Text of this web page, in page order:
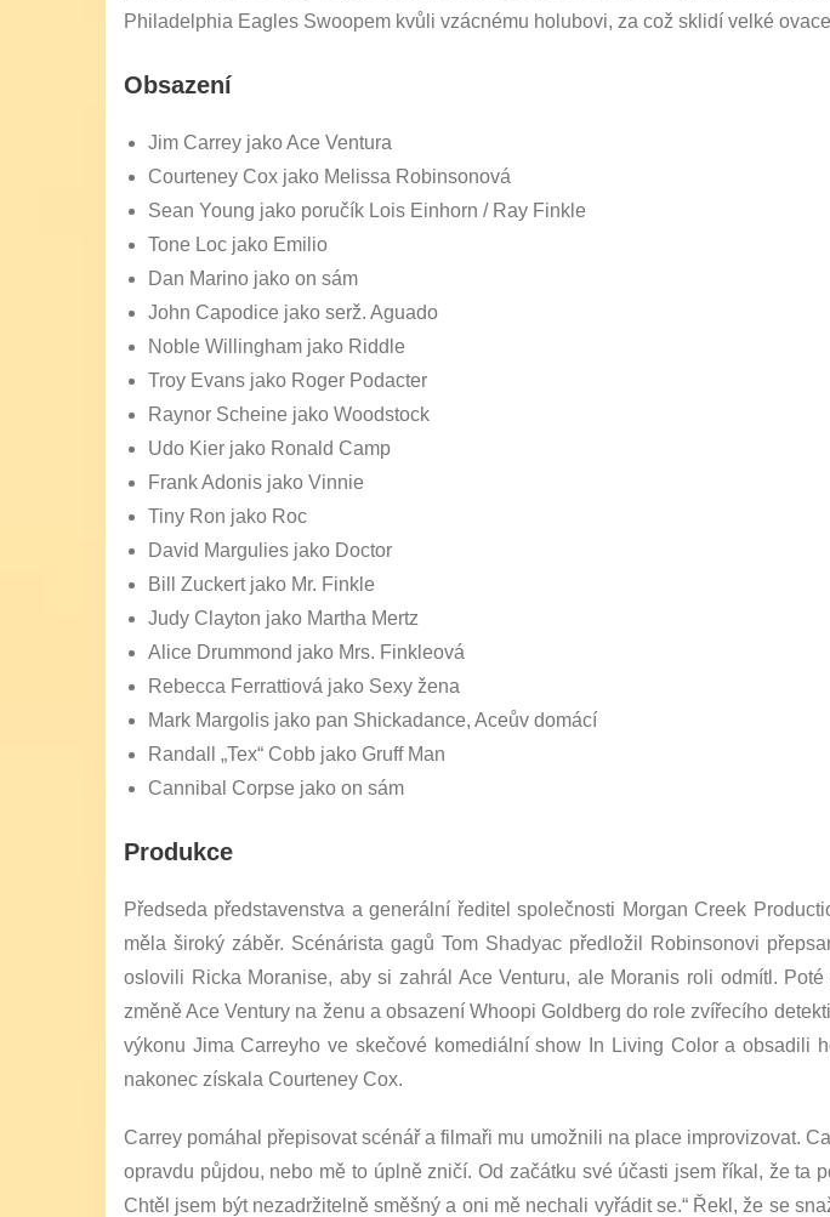
Philadelphia Eagles Swoopem kvůli vzácnému holubovi, za což sklidí velké
Obsazení
Jim Carrey jako Ace Ventura
Courteney Cox jako Melissa Robinsonová
Sean Young jako poručík Lois Einhorn / Ray Finkle
Tone Loc jako Emilio
Dan Marino jako on sám
John Capodice jako serž. Aguado
Noble Willingham jako Riddle
Troy Evans jako Roger Podacter
Raynor Scheine jako Woodstock
Udo Kier jako Ronald Camp
Frank Adonis jako Vinnie
Tiny Ron jako Roc
David Margulies jako Doctor
Bill Zuckert jako Mr. Finkle
Judy Clayton jako Martha Mertz
Alice Drummond jako Mrs. Finkleová
Rebecca Ferrattiová jako Sexy žena
Mark Margolis jako pan Shickadance, Aceův domácí
Randall „Tex“ Cobb jako Gruff Man
Cannibal Corpse jako on sám
Produkce
Předseda představenstva a generální ředitel společnosti Morgan Creek
měla široký záběr. Scénárista gagů Tom Shadyac předložil Robinsonovi
oslovili Ricka Moranise, aby si zahrál Ace Venturu, ale Moranis roli odmítl.
změně Ace Ventury na ženu a obsazení Whoopi Goldberg do role zvířecího
výkonu Jima Carreyho ve skečové komediální show In Living Color a obsadili
nakonec získala Courteney Cox.
Carrey pomáhal přepisovat scénář a filmaři mu umožnili na place improvizovat.
opravdu půjdou, nebo mě to úplně zničí. Od začátku své účasti jsem říkal, že ta
Chtěl jsem být nezadržitelně směšný a oni mě nechali vyřádit se.“ Řekl, že se